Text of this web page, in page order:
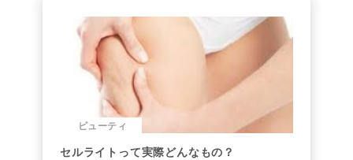
ビューティ
セルライトって実際どんなもの？